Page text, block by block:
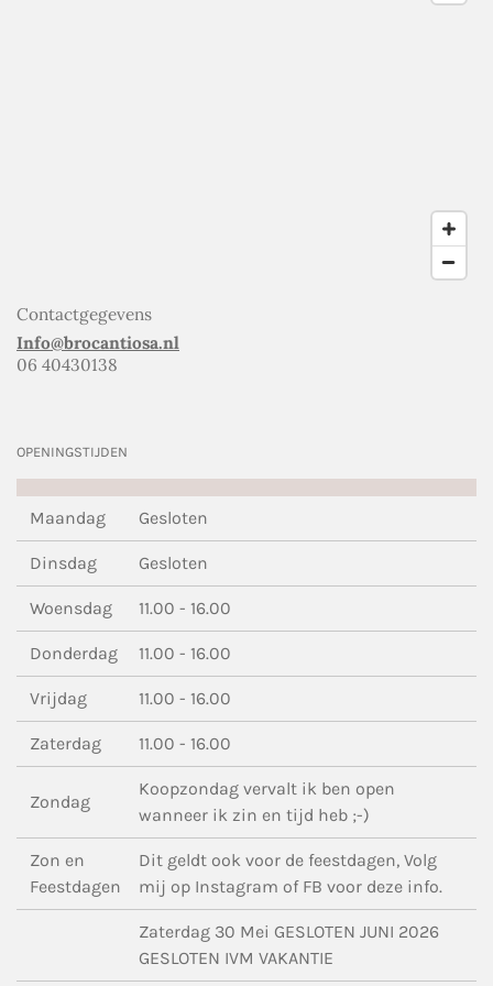
Contactgegevens
Info@brocantiosa.nl
06 40430138
OPENINGSTIJDEN
Maandag Gesloten
Dinsdag Gesloten
Woensdag 11.00 - 16.00
Donderdag 11.00 - 16.00
Vrijdag 11.00 - 16.00
Zaterdag 11.00 - 16.00
Zondag
Koopzondag vervalt ik ben open
wanneer ik zin en tijd heb ;-)
Zon en
Feestdagen
Dit geldt ook voor de feestdagen, Volg
mij op Instagram of FB voor deze info.
Zaterdag 30 Mei GESLOTEN JUNI 2026
GESLOTEN IVM VAKANTIE